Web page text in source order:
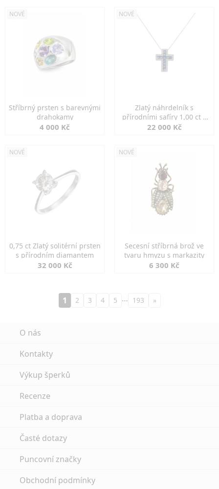
NOVÉ
Stříbrný prsten s barevnými
drahokamy
4 000 Kč
NOVÉ
Zlatý náhrdelník s
přírodními safíry 1,00 ct a
diamanty
22 000 Kč
NOVÉ
0,75 ct Zlatý solitérní prsten
s přírodním diamantem
32 000 Kč
NOVÉ
Secesní stříbrná brož ve
tvaru hmyzu s markazity
6 300 Kč
1 2 3 4 5 … 193 »
O nás
Kontakty
Výkup šperků
Recenze
Platba a doprava
Časté dotazy
Puncovní značky
Obchodní podmínky